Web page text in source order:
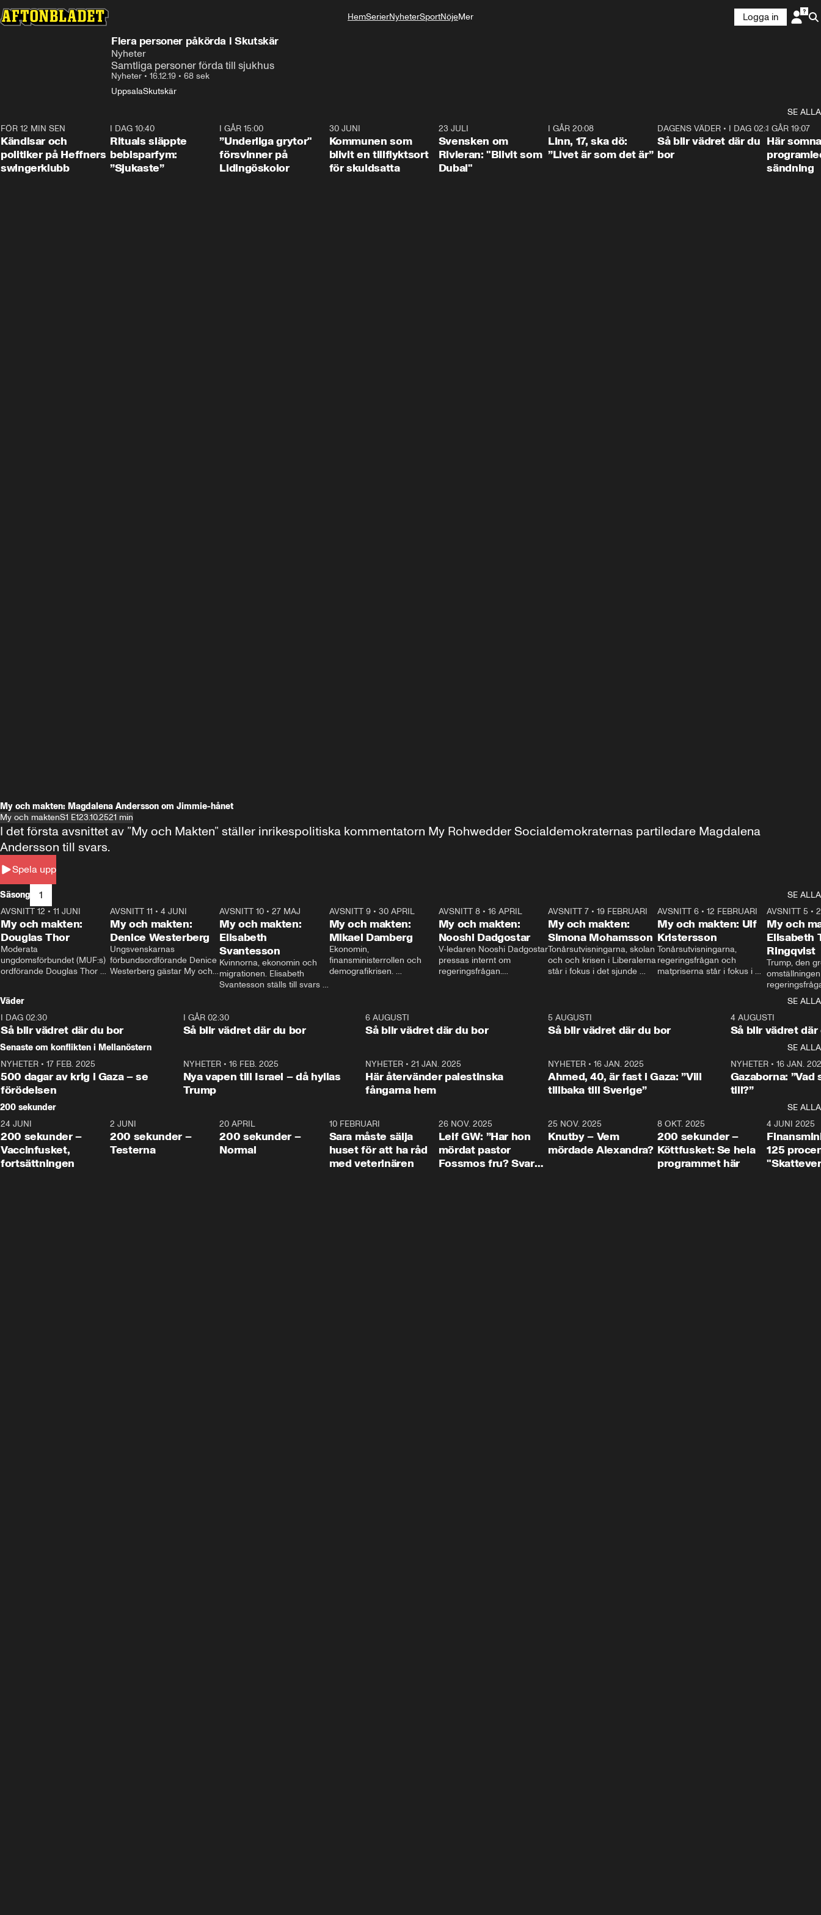
HemSerierNyheterSportNöjeMer
Logga in
Flera personer påkörda i Skutskär
Nyheter
Samtliga personer förda till sjukhus
Nyheter • 16.12.19 • 68 sek
UppsalaSkutskär
SE ALLA
FÖR 12 MIN SEN
Kändisar och
politiker på Heffners
swingerklubb
I DAG 10:40
Rituals släppte
bebisparfym:
”Sjukaste”
I GÅR 15:00
”Underliga grytor"
försvinner på
Lidingöskolor
30 JUNI
Kommunen som
blivit en tillflyktsort
för skuldsatta
23 JULI
Svensken om
Rivieran: "Blivit som
Dubai"
I GÅR 20:08
Linn, 17, ska dö:
”Livet är som det är”
1:06
DAGENS VÄDER • I DAG 02:30
Så blir vädret där du
bor
I GÅR 19:07
Här
sändning
My och makten: Magdalena Andersson om Jimmie-hånet
My och maktenS1 E123.10.2521 min
Spela upp
I det första avsnittet av ”My och Makten” ställer inrikespolitiska kommentatorn My Rohwedder Socialdemokraternas partiledare Magdalena
Andersson till svars.
Säsong 1
SE ALLA
26:27
AVSNITT 12 • 11 JUNI
My och makten:
Douglas Thor
Moderata
ungdomsförbundet (MUF:s)
ordförande Douglas Thor
tonårsutvisningarna och hur
Moderaterna ska locka
väljare till valet i höst.
23:40
AVSNITT 11 •4 JUNI
My och makten:
Denice Westerberg
Ungsvenskarnas
förbundsordförande Denice
Westerberg gästar My och
AVSNITT 10 •27 MAJ
My och makten:
Elisabeth
Svantesson
Kvinnorna, ekonomin och
migrationen. Elisabeth
Svantesson ställs till svars
AVSNITT 9• 30 APRIL
My och makten:
Mikael Damberg
Ekonomin,
finansministerrollen och
demografikrisen.
och Makten.
AVSNITT 8• 16 APRIL
My och makten:
Nooshi Dadgostar
V-ledaren Nooshi Dadgostar
pressas internt om
regeringsfrågan.
– Vi ställer upp i val. Ska vi
vara med så sitter vi förstås
24:30
AVSNITT 7• 19 FEBRUARI
My och makten:
Simona Mohamsson
Tonårsutvisningarna, skolan
och och krisen i Liberalerna
står i fokus i det sjunde
kommentator My
Rohwedder ställer
utbildnings- och
Mohamsson till svars.
27:30
AVSNITT 6 •12 FEBRUARI
My och makten: Ulf
Kristersson
Tonårsutvisningarna,
regeringsfrågan och
matpriserna står i fokus i
Rohwedder ställer
statsminister Ulf Kristersson
AVSNITT 5 •
My och
Elisabeth
Ringqvist
Trump, den
centrum i
avsnittet av
Makten”. Se
Aftonbladets
Rohwedder
Thand Ring
Väder
SE ALLA
I DAG 02:30
Så blir vädret där du bor
1:06
I GÅR 02:30
Så blir vädret där du bor
6 AUGUSTI
Så blir vädret där du bor
5 AUGUSTI
Så blir vädret där du bor
4 AUGUSTI
Så blir vädret där
Senaste om konflikten i Mellanöstern
SE ALLA
NYHETER • 17 FEB. 2025
500 dagar av krig i Gaza – se
förödelsen
NYHETER• 16 FEB. 2025
Nya vapen till Israel – då hyllas
Trump
NYHETER •21 JAN. 2025
Här återvänder palestinska
fångarna hem
NYHETER• 16 JAN. 2025
Ahmed, 40, är fast i Gaza: ”Vill
tillbaka till Sverige”
NYHETER• 16 JAN.
Gazaborna:
till?”
200 sekunder
SE ALLA
5:00
24 JUNI
200 sekunder –
Vaccinfusket,
fortsättningen
4:23
2 JUNI
200 sekunder –
Testerna
20 APRIL
200 sekunder –
Normal
10 FEBRUARI
Sara måste sälja
huset för att ha råd
med veterinären
26 NOV. 2025
Leif GW: ”Har hon
mördat pastor
Fossmos fru? Svar
31:05
25 NOV. 2025
Knutby – Vem
mördade Alexandra?
4:29
8 OKT. 2025
200 sekunder –
Köttfusket: Se hela
programmet här
4 JUNI 2025
125